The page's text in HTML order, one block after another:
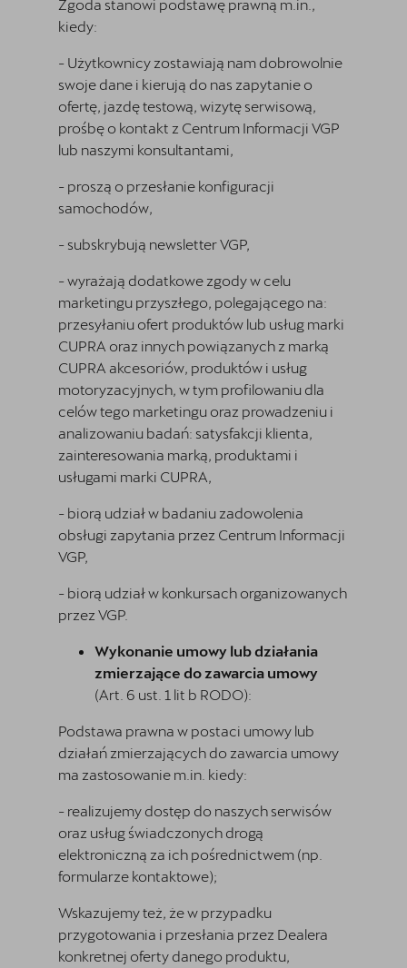
Zgoda stanowi podstawę prawną m.in.,
kiedy:
- Użytkownicy zostawiają nam dobrowolnie
swoje dane i kierują do nas zapytanie o
ofertę, jazdę testową, wizytę serwisową,
prośbę o kontakt z Centrum Informacji VGP
lub naszymi konsultantami,
- proszą o przesłanie konfiguracji
samochodów,
- subskrybują newsletter VGP,
- wyrażają dodatkowe zgody w celu
marketingu przyszłego, polegającego na:
przesyłaniu ofert produktów lub usług marki
CUPRA oraz innych powiązanych z marką
CUPRA akcesoriów, produktów i usług
motoryzacyjnych, w tym profilowaniu dla
celów tego marketingu oraz prowadzeniu i
analizowaniu badań: satysfakcji klienta,
zainteresowania marką, produktami i
usługami marki CUPRA,
- biorą udział w badaniu zadowolenia
obsługi zapytania przez Centrum Informacji
VGP,
- biorą udział w konkursach organizowanych
przez VGP.
Wykonanie umowy lub działania
zmierzające do zawarcia umowy
(Art. 6 ust. 1 lit b RODO):
Podstawa prawna w postaci umowy lub
działań zmierzających do zawarcia umowy
ma zastosowanie m.in. kiedy:
- realizujemy dostęp do naszych serwisów
oraz usług świadczonych drogą
elektroniczną za ich pośrednictwem (np.
formularze kontaktowe);
Wskazujemy też, że w przypadku
przygotowania i przesłania przez Dealera
konkretnej oferty danego produktu,